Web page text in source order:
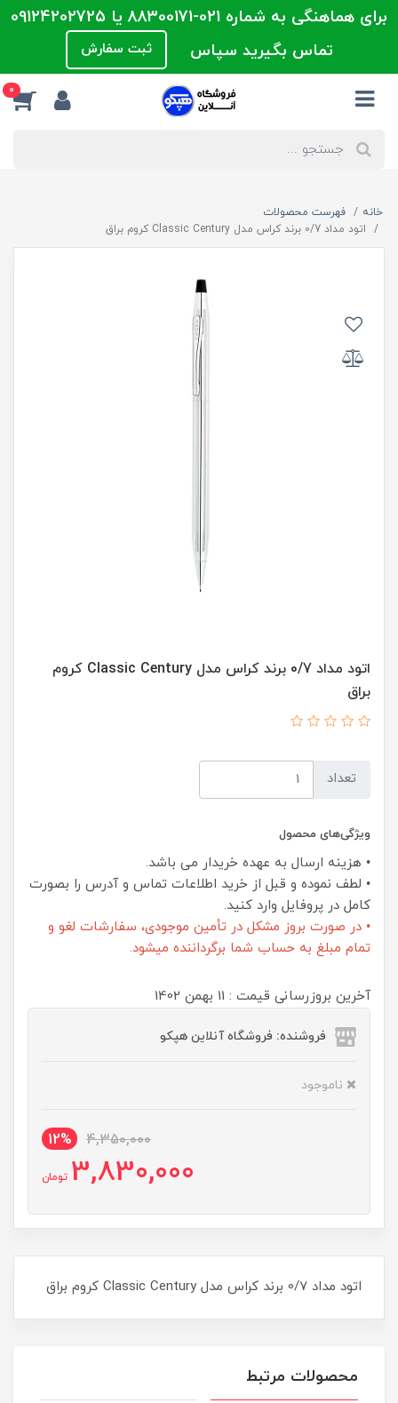
برای هماهنگی به شماره 021-88300171 یا 09124202725
تماس بگیرید سپاس
ثبت سفارش
0
خانه
فهرست محصولات
اتود مداد 0/7 برند کراس مدل Classic Century کروم براق
اتود مداد 0/7 برند کراس مدل Classic Century کروم
براق
تعداد
ویژگی‌های محصول
• هزینه ارسال به عهده خریدار می باشد.
• لطف نموده و قبل از خرید اطلاعات تماس و آدرس را بصورت
کامل در پروفایل وارد کنید.
• در صورت بروز مشکل در تأمین موجودی، سفارشات لغو و
تمام مبلغ به حساب شما برگرداننده میشود.
آخرین بروزرسانی قیمت : 11 بهمن 1402
فروشنده: فروشگاه آنلاین هپکو
ناموجود
4,350,000
12%
3,830,000 تومان
اتود مداد 0/7 برند کراس مدل Classic Century کروم براق
محصولات مرتبط